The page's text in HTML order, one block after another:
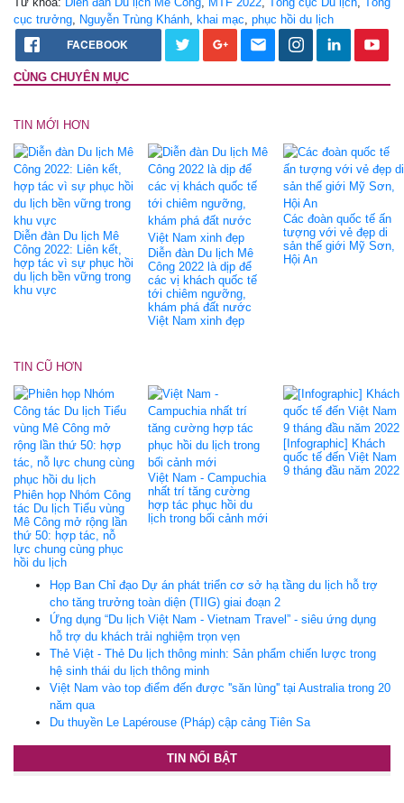
cục trưởng, Nguyễn Trùng Khánh, khai mạc, phục hồi du lịch
FACEBOOK
CÙNG CHUYÊN MỤC
TIN MỚI HƠN
Diễn đàn Du lịch Mê
Công 2022: Liên kết,
hợp tác vì sự phục hồi
du lịch bền vững trong
khu vực
Diễn đàn Du lịch Mê
Công 2022 là dịp để
các vị khách quốc tế
tới chiêm ngưỡng,
khám phá đất nước
Việt Nam xinh đẹp
Các đoàn quốc tế ấn
tượng với vẻ đẹp di
sản thế giới Mỹ Sơn,
Hội An
TIN CŨ HƠN
Phiên họp Nhóm Công
tác Du lịch Tiểu vùng
Mê Công mở rộng lần
thứ 50: hợp tác, nỗ
lực chung cùng phục
hồi du lịch
Việt Nam - Campuchia
nhất trí tăng cường
hợp tác phục hồi du
lịch trong bối cảnh mới
[Infographic] Khách
quốc tế đến Việt Nam
9 tháng đầu năm 2022
Họp Ban Chỉ đạo Dự án phát triển cơ sở hạ tầng du lịch hỗ trợ
cho tăng trưởng toàn diện (TIIG) giai đoạn 2
Ứng dụng “Du lịch Việt Nam - Vietnam Travel” - siêu ứng dụng
hỗ trợ du khách trải nghiệm trọn vẹn
Thẻ Việt - Thẻ Du lịch thông minh: Sản phẩm chiến lược trong
hệ sinh thái du lịch thông minh
Việt Nam vào top điểm đến được ''săn lùng'' tại Australia trong 20
năm qua
Du thuyền Le Lapérouse (Pháp) cập cảng Tiên Sa
TIN NỔI BẬT